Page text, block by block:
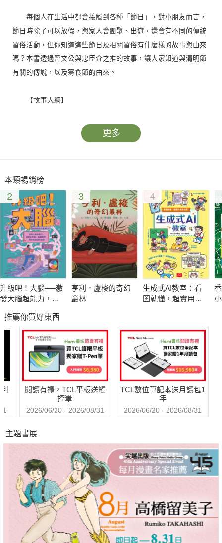
每個人在生活中都會接觸到各種「節日」，對小朋友而言，
節日時除了可以放假，與家人會團聚、出遊，還會有不同的傳統
習俗活動，但你知道這些節日及相關習俗有什麼樣的故事與由來
嗎？本書透過晉文公與忠臣介之推的故事，讓大家知道與清明節
有關的傳說，以及寒食節的由來。
【故事大綱】
為飢餓而病倒時，忠臣介之推用自己的腿肉煮成肉湯，讓他補充
元氣，他因此大受感動。沒想到，晉文公回國成為國君後，封賞
於是滿心愧疚的想請介之推回來，卻遍尋不著他，在無計可施的
情況下，竟造成意想不到的結果……
【從閱讀中提升語文能力】
本書讓孩子在閱讀生動有趣的節日故事同時，還能搭配注釋
學習精選詞彙；讀完故事後有「詞語庫」，統整故事中出現過的
詞彙，搭配例句讓印象更深刻；「寫作指導」點出故事中所使用
的寫作手法，用簡單輕鬆的方式帶領小朋友動筆寫寫看，接觸最
早的寫作啟蒙！
特別邀請「鴻雁寫作教室」洪俊彥、余佩芳兩位專業老師審
訂，並於文末撰寫導引文章，介紹如何使用故事中的寫作技巧，
並出題讓小朋友思考、下筆、增進寫作技巧，也練習表達自己的
想法！
本書特色
★畫風為獨特水墨風格，生動繪圖使閱讀時身歷其境。
★了解節日傳說及習俗由來，增加生活常識。
★附詞語庫，統整文中詞彙，搭配造句加深印象並學習應
用。
★附寫作指導，簡單輕鬆的引導，讓小朋友嘗試提筆寫作。
更多
本類暢銷榜
2
升級吧！大腦──激
發大腦超能力，破
阱、演算法操控的
祕密
3
亨利．盧梭的奇幻
叢林
4
生成式AI教室：看
圖就懂，超實用操
推薦你買好東西
閱讀有禮，TCL平板送觸
控筆
2026/06/20 - 2026/08/31
TCL數位筆記本送月讀包1
年
2026/06/20 - 2026/08/31
主題書展